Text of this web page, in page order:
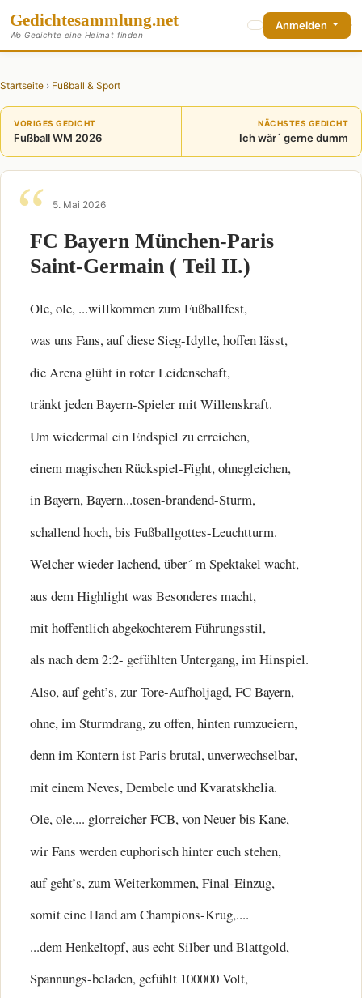
Gedichtesammlung.net
Wo Gedichte eine Heimat finden
Anmelden
Startseite › Fußball & Sport
VORIGES GEDICHT
Fußball WM 2026
NÄCHSTES GEDICHT
Ich wär´ gerne dumm
5. Mai 2026
FC Bayern München-Paris
Saint-Germain ( Teil II.)
Ole, ole, ...willkommen zum Fußballfest,
was uns Fans, auf diese Sieg-Idylle, hoffen lässt,
die Arena glüht in roter Leidenschaft,
tränkt jeden Bayern-Spieler mit Willenskraft.
Um wiedermal ein Endspiel zu erreichen,
einem magischen Rückspiel-Fight, ohnegleichen,
in Bayern, Bayern...tosen-brandend-Sturm,
schallend hoch, bis Fußballgottes-Leuchtturm.
Welcher wieder lachend, über´ m Spektakel wacht,
aus dem Highlight was Besonderes macht,
mit hoffentlich abgekochterem Führungsstil,
als nach dem 2:2- gefühlten Untergang, im Hinspiel.
Also, auf geht’s, zur Tore-Aufholjagd, FC Bayern,
ohne, im Sturmdrang, zu offen, hinten rumzueiern,
denn im Kontern ist Paris brutal, unverwechselbar,
mit einem Neves, Dembele und Kvaratskhelia.
Ole, ole,... glorreicher FCB, von Neuer bis Kane,
wir Fans werden euphorisch hinter euch stehen,
auf geht’s, zum Weiterkommen, Final-Einzug,
somit eine Hand am Champions-Krug,....
...dem Henkeltopf, aus echt Silber und Blattgold,
Spannungs-beladen, gefühlt 100000 Volt,